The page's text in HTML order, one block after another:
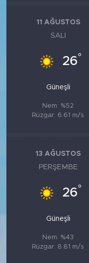
11 AĞUSTOS
SALI
26°
Güneşli
Nem: %52
Rüzgar: 6.61 m/s
13 AĞUSTOS
PERŞEMBE
26°
Güneşli
Nem: %43
Rüzgar: 8.81 m/s